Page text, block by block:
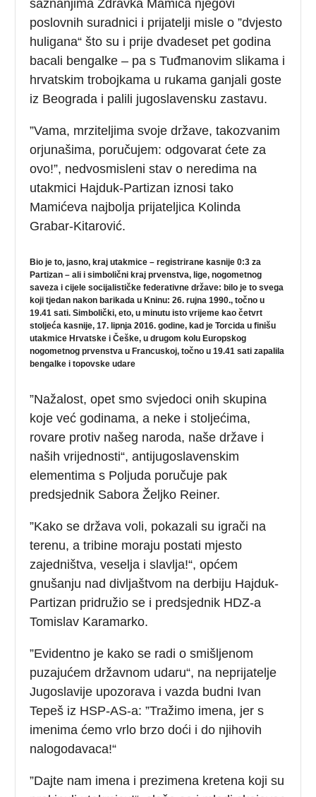
saznanjima Zdravka Mamića njegovi
poslovnih suradnici i prijatelji misle o ”dvjesto
huligana“ što su i prije dvadeset pet godina
bacali bengalke – pa s Tuđmanovim slikama i
hrvatskim trobojkama u rukama ganjali goste
iz Beograda i palili jugoslavensku zastavu.
”Vama, mrziteljima svoje države, takozvanim
orjunašima, poručujem: odgovarat ćete za
ovo!”, nedvosmisleni stav o neredima na
utakmici Hajduk-Partizan iznosi tako
Mamićeva najbolja prijateljica Kolinda
Grabar-Kitarović.
Bio je to, jasno, kraj utakmice – registrirane kasnije 0:3 za
Partizan – ali i simbolični kraj prvenstva, lige, nogometnog
saveza i cijele socijalističke federativne države: bilo je to svega
koji tjedan nakon barikada u Kninu: 26. rujna 1990., točno u
19.41 sati. Simbolički, eto, u minutu isto vrijeme kao četvrt
stoljeća kasnije, 17. lipnja 2016. godine, kad je Torcida u finišu
utakmice Hrvatske i Češke, u drugom kolu Europskog
nogometnog prvenstva u Francuskoj, točno u 19.41 sati zapalila
bengalke i topovske udare
”Nažalost, opet smo svjedoci onih skupina
koje već godinama, a neke i stoljećima,
rovare protiv našeg naroda, naše države i
naših vrijednosti“, antijugoslavenskim
elementima s Poljuda poručuje pak
predsjednik Sabora Željko Reiner.
”Kako se država voli, pokazali su igrači na
terenu, a tribine moraju postati mjesto
zajedništva, veselja i slavlja!“, općem
gnušanju nad divljaštvom na derbiju Hajduk-
Partizan pridružio se i predsjednik HDZ-a
Tomislav Karamarko.
”Evidentno je kako se radi o smišljenom
puzajućem državnom udaru“, na neprijatelje
Jugoslavije upozorava i vazda budni Ivan
Tepeš iz HSP-AS-a: ”Tražimo imena, jer s
imenima ćemo vrlo brzo doći i do njihovih
nalogodavaca!“
”Dajte nam imena i prezimena kretena koji su